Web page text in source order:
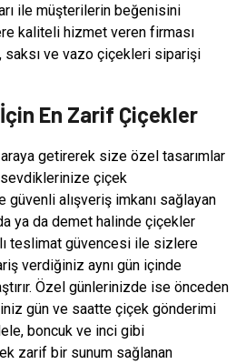
ile müşterilerin beğenisini
kaliteli hizmet veren firması
ve vazo çiçekleri siparişi
En Zarif Çiçekler
getirerek size özel tasarımlar
çiçek
alışveriş imkanı sağlayan
ya da demet halinde çiçekler
teslimat güvencesi ile sizlere
verdiğiniz aynı gün içinde
Özel günlerinizde ise önceden
gün ve saatte çiçek gönderimi
boncuk ve inci gibi
zarif bir sunum sağlanan